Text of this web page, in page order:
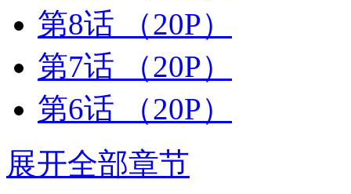
第8话
（20P）
第7话
（20P）
第6话
（20P）
展开全部章节